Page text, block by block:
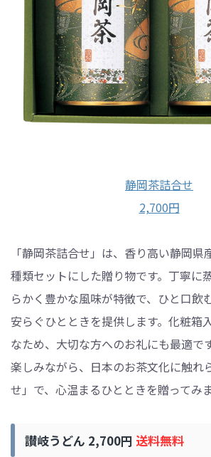
静岡茶詰合せ
2,700円
「静岡茶詰合せ」は、香り高い静岡
種類セットにした贈り物です。丁寧に
らかく豊かな風味が特徴で、ひと口飲
安らぐひとときを提供します。化粧箱
なため、大切な方へのお礼にも最適で
楽しみながら、日本のお茶文化に触れ
せ」で、心温まるひとときを贈ってみ
讃岐うどん 2,700円 送料無料